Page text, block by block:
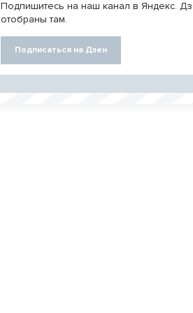
Подпишитесь на наш канал в Яндекс.
отобраны там.
Подписаться на Дзен